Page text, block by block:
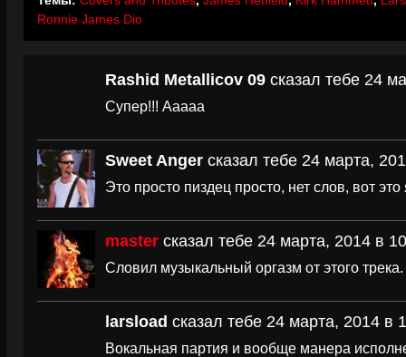
Ronnie James Dio
Rashid Metallicov 09 сказал тебе 24
Супер!!! Ааааа
Sweet Anger сказал тебе 24 марта,
Это просто пиздец просто, нет слов, вот
master сказал тебе 24 марта, 2014 в
Словил музыкальный оргазм от этого трека.
larsload сказал тебе 24 марта, 2014 в
Вокальная партия и вообще манера